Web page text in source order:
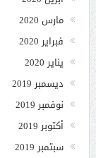
مارس 2020
فبراير 2020
يناير 2020
ديسمبر 2019
نوفمبر 2019
أكتوبر 2019
سبتمبر 2019